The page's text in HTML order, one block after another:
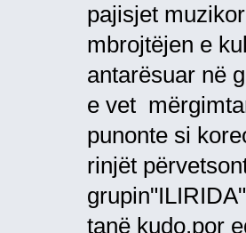
pajisjet
mbrojtëjen e
antarësuar në
e vet
punonte si
rinjët
tanë kudo,por